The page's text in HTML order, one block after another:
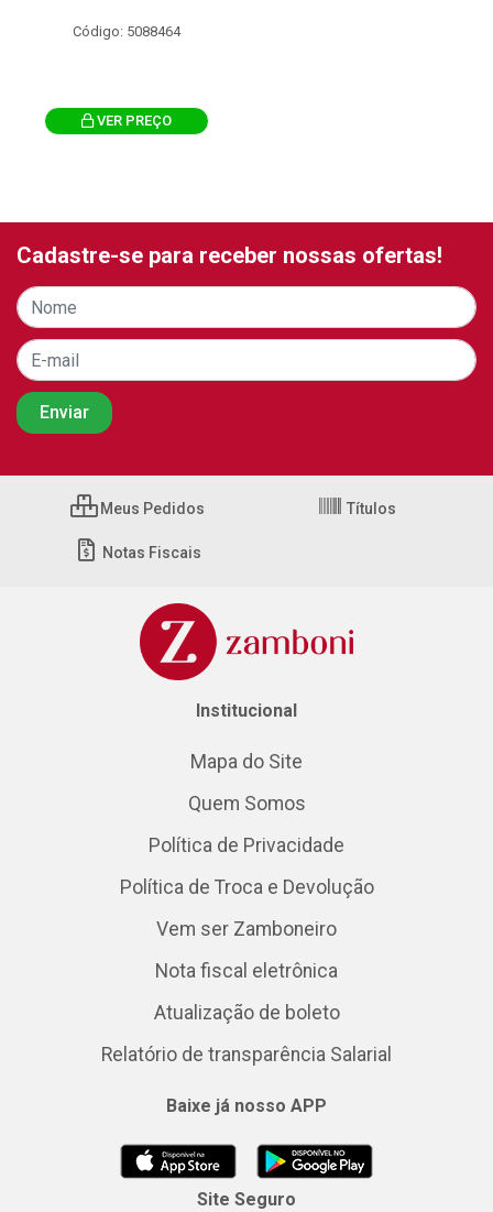
Código: 5088464
VER PREÇO
Cadastre-se para receber nossas ofertas!
Meus Pedidos Títulos
Notas Fiscais
Institucional
Mapa do Site
Quem Somos
Política de Privacidade
Política de Troca e Devolução
Vem ser Zamboneiro
Nota fiscal eletrônica
Atualização de boleto
Relatório de transparência Salarial
Baixe já nosso APP
Site Seguro